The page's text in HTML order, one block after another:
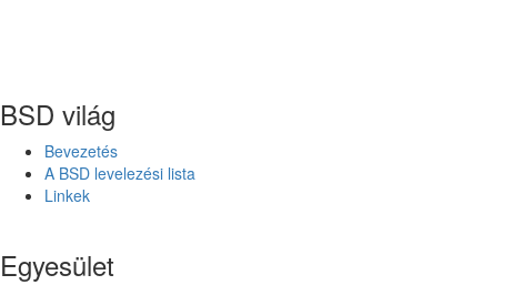
BSD világ
Bevezetés
A BSD levelezési lista
Linkek
Egyesület